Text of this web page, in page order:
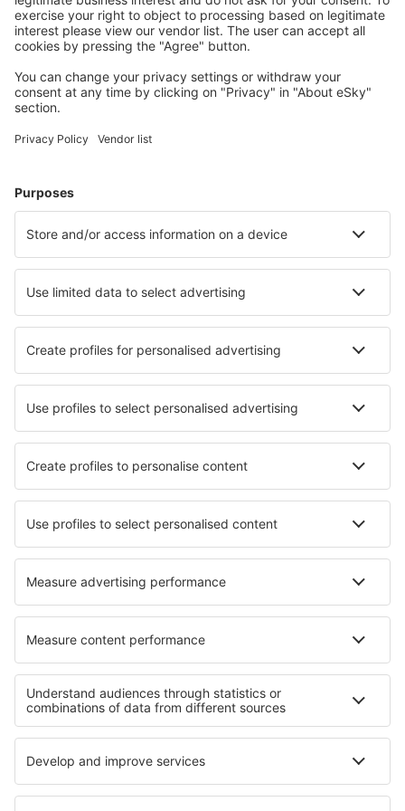
Planifică-ți călătoria
Bilete de avion
Zbor+Hotel
Află mai multe
Companii aeriene
Ryanair
Lufthansa
Despre eSky
Cariere
Termeni şi condiţii
Rezervările mele
Politica de Confidențialitate
Politică cookie
Asistenţă şi contact